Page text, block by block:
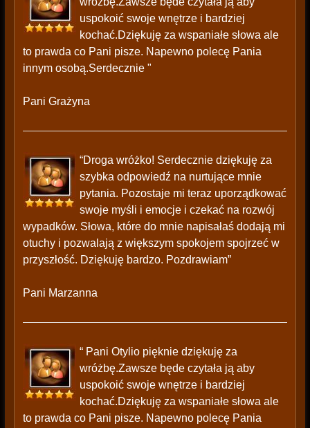
uspokoić swoje wnętrze i bardziej
kochać.Dziękuję za wspaniałe słowa ale
to prawda co Pani pisze. Napewno polecę Pania
innym osobą.Serdecznie "
Pani Grażyna
“Droga wróżko! Serdecznie dziękuję za
szybka odpowiedź na nurtujące mnie
pytania. Pozostaje mi teraz uporządkować
swoje myśli i emocje i czekać na rozwój
wypadków. Słowa, które do mnie napisałaś dodają mi
otuchy i pozwalają z większym spokojem spojrzeć w
przyszłość. Dziękuję bardzo. Pozdrawiam”
Pani Marzanna
“ Pani Otylio pięknie dziękuję za
wróżbę.Zawsze będe czytała ją aby
uspokoić swoje wnętrze i bardziej
kochać.Dziękuję za wspaniałe słowa ale
to prawda co Pani pisze. Napewno polecę Pania